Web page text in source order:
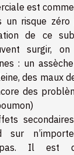
est
un risque
de ce
surgir,
: un
des maux
des
sur
Il est